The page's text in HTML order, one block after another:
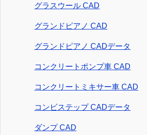
グラスウール CAD
グランドピアノ CAD
グランドピアノ CADデータ
コンクリートポンプ車 CAD
コンクリートミキサー車 CAD
コンビステップ CADデータ
ダンプ CAD